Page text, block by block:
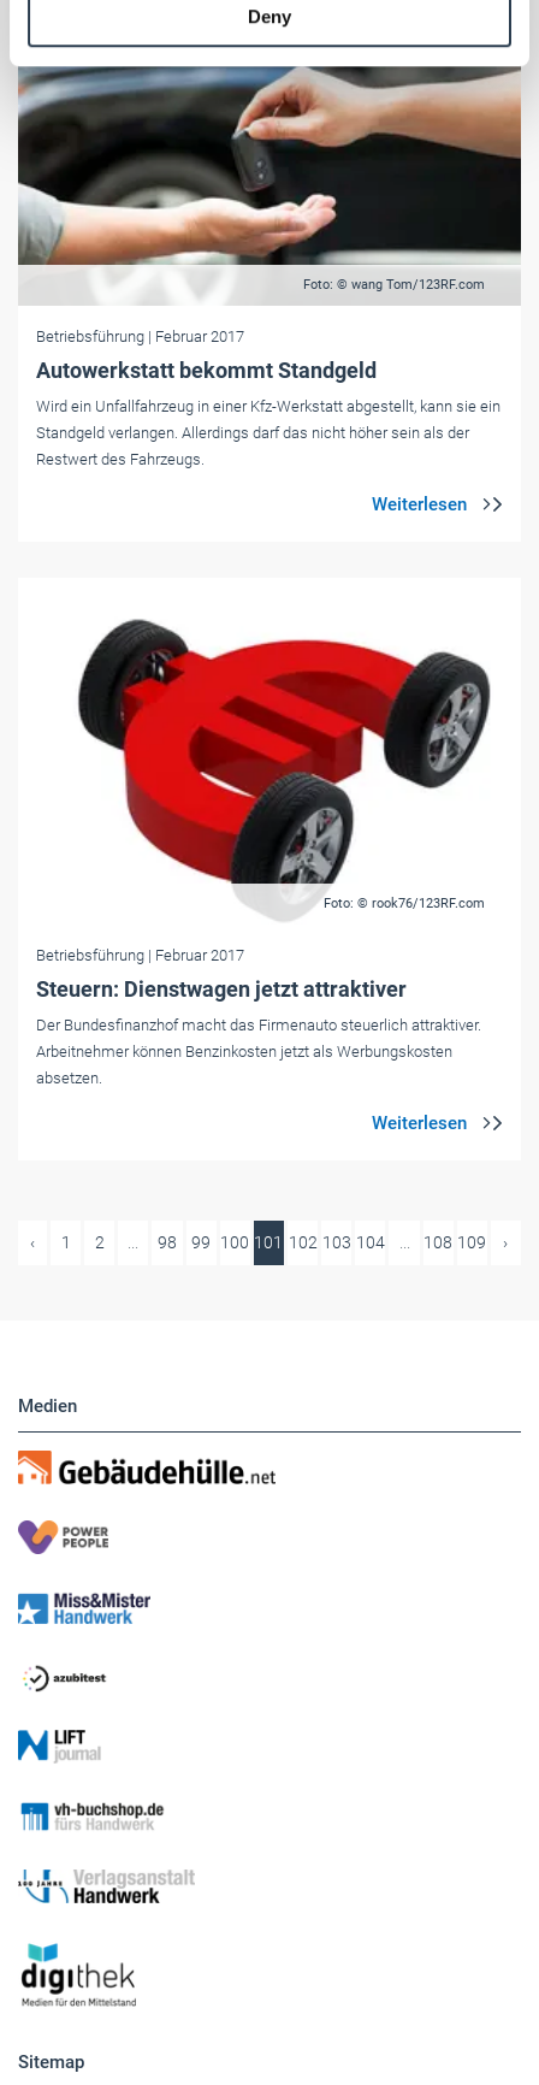
Weitere Informationen:Impressum Datenschutz
Deny
Foto: © wang Tom/123RF.com
Betriebsführung | Februar 2017
Autowerkstatt bekommt Standgeld
Wird ein Unfallfahrzeug in einer Kfz-Werkstatt abgestellt, kann sie ein
Standgeld verlangen. Allerdings darf das nicht höher sein als der
Restwert des Fahrzeugs.
Foto: © rook76/123RF.com
Betriebsführung | Februar 2017
Steuern: Dienstwagen jetzt attraktiver
Der Bundesfinanzhof macht das Firmenauto steuerlich attraktiver.
Arbeitnehmer können Benzinkosten jetzt als Werbungskosten
absetzen.
‹ 1 2 ... 98 99 100 101 102 103 104 ... 108 109 ›
Medien
Sitemap